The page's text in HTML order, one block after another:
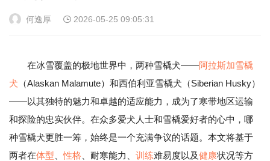
何逸厚 2026-05-25 09:05:31
在冰雪覆盖的极地世界中，两种雪橇犬——阿拉斯加雪橇
犬 （Alaskan Malamute）和西伯利亚雪橇犬（Siberian Husky）
——以其独特的魅力和卓越的适应能力，成为了寒带地区运输
和探险的忠实伙伴。在众多爱犬人士和雪橇爱好者的心中，哪
种雪橇犬更胜一筹，始终是一个充满争议的话题。本文将基于
两者在体型 、性格 、耐寒能力、 训练难易度以及健康状况等方